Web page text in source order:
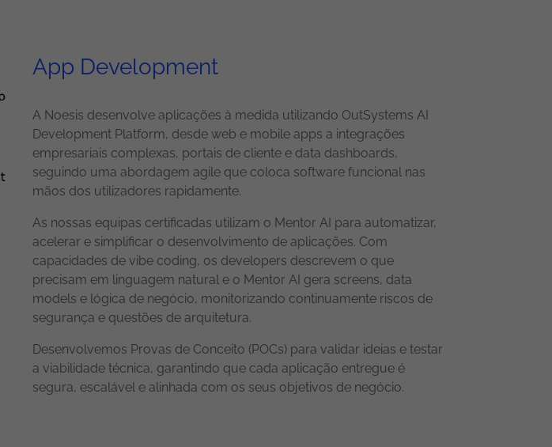
App Development
A Noesis desenvolve aplicações à medida utilizando OutSystems AI
Development Platform, desde web e mobile apps a integrações
empresariais complexas, portais de cliente e data dashboards,
seguindo uma abordagem agile que coloca software funcional nas
mãos dos utilizadores rapidamente.
As nossas equipas certificadas utilizam o Mentor AI para automatizar,
acelerar e simplificar o desenvolvimento de aplicações. Com
capacidades de vibe coding, os developers descrevem o que
precisam em linguagem natural e o Mentor AI gera screens, data
models e lógica de negócio, monitorizando continuamente riscos de
segurança e questões de arquitetura.
Desenvolvemos Provas de Conceito (POCs) para validar ideias e testar
a viabilidade técnica, garantindo que cada aplicação entregue é
segura, escalável e alinhada com os seus objetivos de negócio.